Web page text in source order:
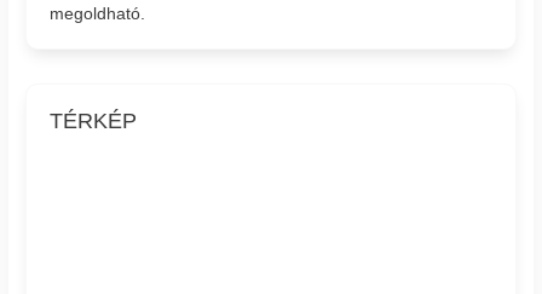
megoldható.
TÉRKÉP